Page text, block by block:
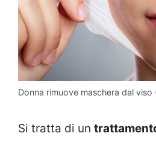
Donna rimuove maschera dal
Si tratta di un